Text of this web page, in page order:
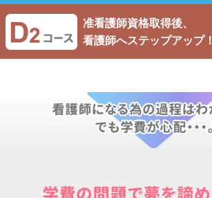
准看護師資格取得後、
看護師へステップアップ！